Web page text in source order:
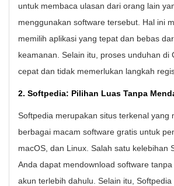
untuk membaca ulasan dari orang lain
menggunakan software tersebut. Hal ini
memilih aplikasi yang tepat dan bebas
keamanan. Selain itu, proses unduhan di
cepat dan tidak memerlukan langkah
2. Softpedia: Pilihan Luas Tanpa
Softpedia merupakan situs terkenal yang
berbagai macam software gratis untuk
macOS, dan Linux. Salah satu kelebihan
Anda dapat mendownload software
akun terlebih dahulu. Selain itu, Softpedia